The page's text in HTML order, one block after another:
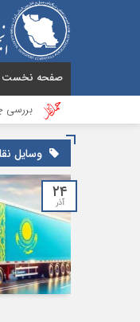
صفحه نخست
بررسی
وسایل
۲۴
آذر